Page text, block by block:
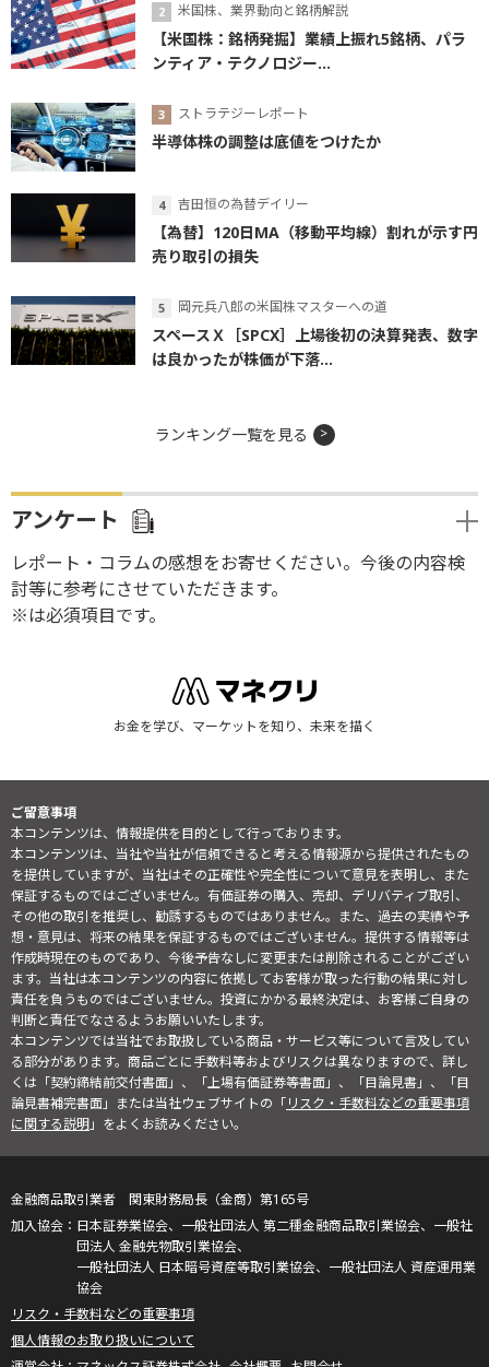
米国株、業界動向と銘柄解説
【米国株：銘柄発掘】業績上振れ5銘柄、パラ
ンティア・テクノロジー...
ストラテジーレポート
半導体株の調整は底値をつけたか
吉田恒の為替デイリー
【為替】120日MA（移動平均線）割れが示す円
売り取引の損失
岡元兵八郎の米国株マスターへの道
スペースＸ［SPCX］上場後初の決算発表、数字
は良かったが株価が下落...
ランキング一覧を見る
アンケート
レポート・コラムの感想をお寄せください。今後の内容検
討等に参考にさせていただきます。
※は必須項目です。
お金を学び、マーケットを知り、未来を描く
ご留意事項
本コンテンツは、情報提供を目的として行っております。
本コンテンツは、当社や当社が信頼できると考える情報源から提供されたもの
を提供していますが、当社はその正確性や完全性について意見を表明し、また
保証するものではございません。有価証券の購入、売却、デリバティブ取引、
その他の取引を推奨し、勧誘するものではありません。また、過去の実績や予
想・意見は、将来の結果を保証するものではございません。提供する情報等は
作成時現在のものであり、今後予告なしに変更または削除されることがござい
ます。当社は本コンテンツの内容に依拠してお客様が取った行動の結果に対し
責任を負うものではございません。投資にかかる最終決定は、お客様ご自身の
判断と責任でなさるようお願いいたします。
本コンテンツでは当社でお取扱している商品・サービス等について言及してい
る部分があります。商品ごとに手数料等およびリスクは異なりますので、詳し
くは「契約締結前交付書面」、「上場有価証券等書面」、「目論見書」、「目
論見書補完書面」または当社ウェブサイトの「リスク・手数料などの重要事項
に関する説明」をよくお読みください。
金融商品取引業者 関東財務局長（金商）第165号
日本証券業協会、一般社団法人 第二種金融商品取引業協会、一般社
団法人 金融先物取引業協会、
一般社団法人 日本暗号資産等取引業協会、一般社団法人 資産運用業
協会
リスク・手数料などの重要事項
個人情報のお取り扱いについて